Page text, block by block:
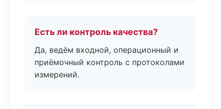
Есть ли контроль качества?
Да, ведём входной, операционный и
приёмочный контроль с протоколами
измерений.